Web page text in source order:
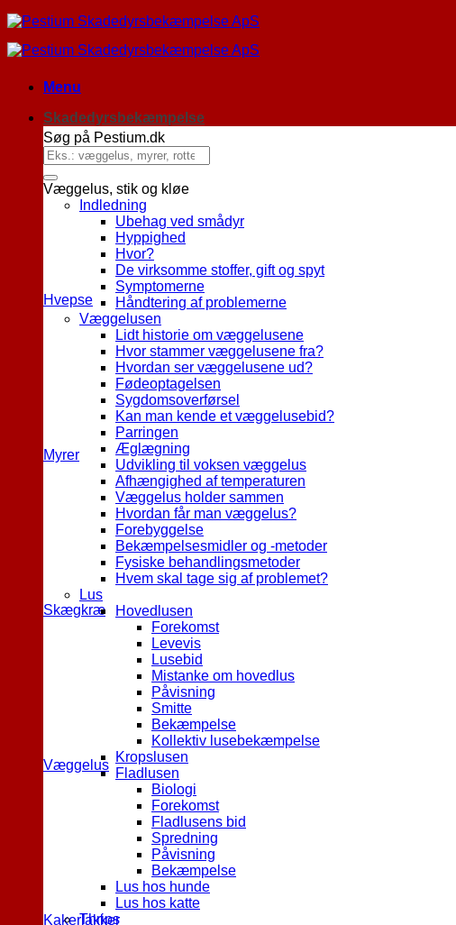
Menu
Skadedyrsbekæmpelse
Hvepse
Myrer
Skægkræ
Væggelus
Kakerlakker
Søg på Pestium.dk
Væggelus, stik og kløe
Indledning
Ubehag ved smådyr
Hyppighed
Hvor?
De virksomme stoffer, gift og spyt
Symptomerne
Håndtering af problemerne
Væggelusen
Lidt historie om væggelusene
Hvor stammer væggelusene fra?
Hvordan ser væggelusene ud?
Fødeoptagelsen
Sygdomsoverførsel
Kan man kende et væggelusebid?
Parringen
Æglægning
Udvikling til voksen væggelus
Afhængighed af temperaturen
Væggelus holder sammen
Hvordan får man væggelus?
Forebyggelse
Bekæmpelsesmidler og -metoder
Fysiske behandlingsmetoder
Hvem skal tage sig af problemet?
Lus
Hovedlusen
Forekomst
Levevis
Lusebid
Mistanke om hovedlus
Påvisning
Smitte
Bekæmpelse
Kollektiv lusebekæmpelse
Kropslusen
Fladlusen
Biologi
Forekomst
Fladlusens bid
Spredning
Påvisning
Bekæmpelse
Lus hos hunde
Lus hos katte
Thrips